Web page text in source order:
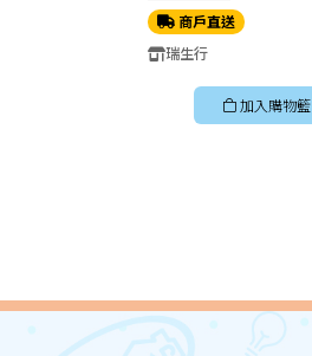
商戶直送
瑞生行
加入購物籃